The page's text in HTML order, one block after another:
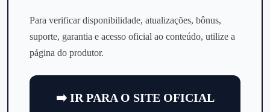
Para verificar disponibilidade, atualizações, bônus,
suporte, garantia e acesso oficial ao conteúdo, utilize a
página do produtor.
➡️ IR PARA O SITE OFICIAL